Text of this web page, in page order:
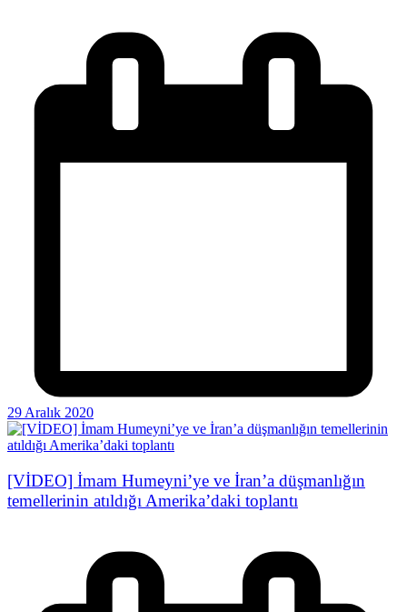
29 Aralık 2020
[VİDEO] İmam Humeyni’ye ve İran’a düşmanlığın
temellerinin atıldığı Amerika’daki toplantı